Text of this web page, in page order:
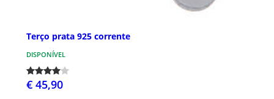
Terço prata 925 corrente
DISPONÍVEL
€ 45,90